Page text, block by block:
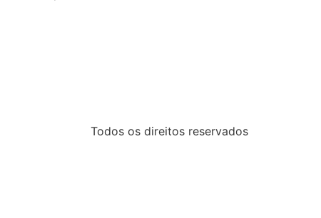
Todos os direitos reservados